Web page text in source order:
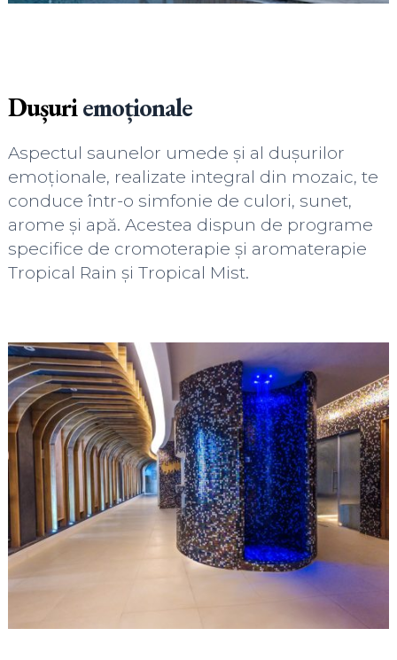
Dușuriemoționale
Aspectul saunelor umede și al dușurilor
emoționale, realizate integral din mozaic, te
conduce într-o simfonie de culori, sunet,
arome și apă. Acestea dispun de programe
specifice de cromoterapie și aromaterapie
Tropical Rain și Tropical Mist.